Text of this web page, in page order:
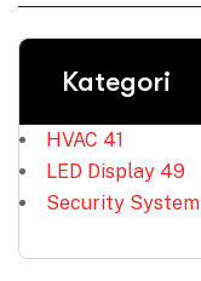
Kategori
HVAC 41
LED Display 49
Security System